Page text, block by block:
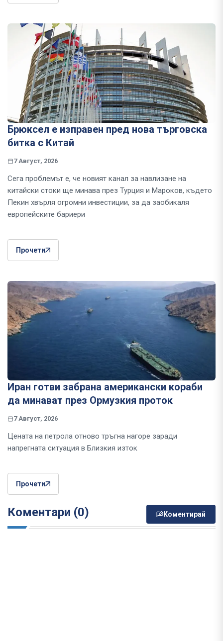
Брюксел е изправен пред нова търговска
битка с Китай
7 Август, 2026
Сега проблемът е, че новият канал за навлизане на
китайски стоки ще минава през Турция и Мароков, където
Пекин хвърля огромни инвестиции, за да заобикаля
европейските бариери
Прочети
Иран готви забрана американски кораби
да минават през Ормузкия проток
7 Август, 2026
Цената на петрола отново тръгна нагоре заради
напрегната ситуация в Близкия изток
Прочети
Коментари (0) Коментирай